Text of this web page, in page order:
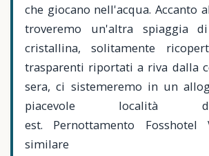
che giocano nell'acqua. Accanto
troveremo un'altra spiaggia
cristallina, solitamente
trasparenti riportati a riva dalla
sera, ci sistemeremo in un
piacevole località
est. Pernottamento Fosshotel
similare